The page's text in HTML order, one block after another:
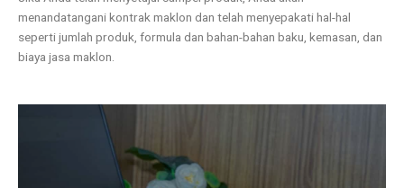
menandatangani kontrak maklon dan telah menyepakati hal-hal
seperti jumlah produk, formula dan bahan-bahan baku, kemasan, dan
biaya jasa maklon.